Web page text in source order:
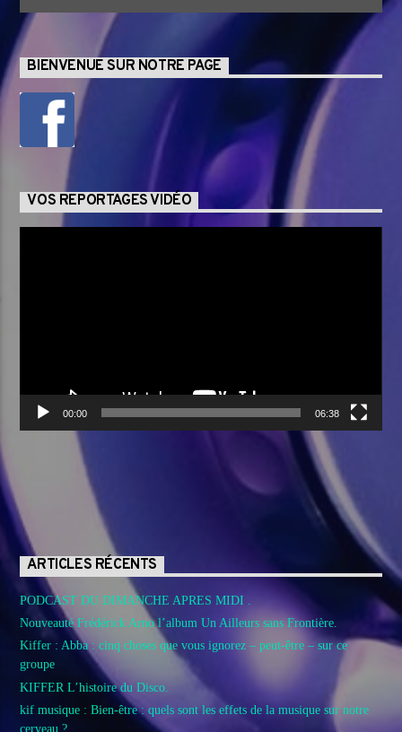
BIENVENUE SUR NOTRE PAGE
VOS REPORTAGES VIDÉO
00:00 06:38
ARTICLES RÉCENTS
PODCAST DU DIMANCHE APRES MIDI .
Nouveauté Frédérick Arno l’album Un Ailleurs sans Frontière.
Kiffer : Abba : cinq choses que vous ignorez – peut-être – sur ce
groupe
KIFFER L’histoire du Disco.
kif musique : Bien-être : quels sont les effets de la musique sur notre
cerveau ?